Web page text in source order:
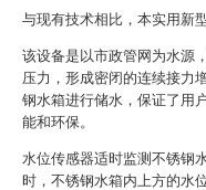
与现有技术相比，本实用新
该设备是以市政管网为水源
压力，形成密闭的连续接力
钢水箱进行储水，保证了用
能和环保。
水位传感器适时监测不锈钢
时，不锈钢水箱内上方的水